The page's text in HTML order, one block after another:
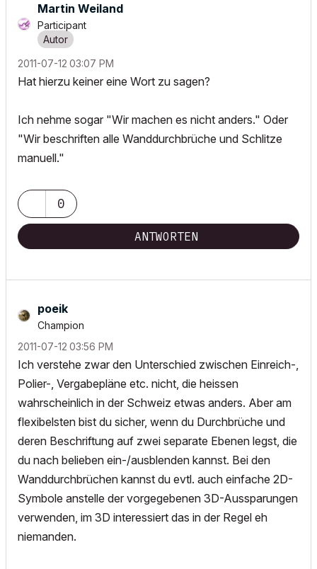
Martin Weiland
Participant
‎2011-07-12 03:07 PM
Hat hierzu keiner eine Wort zu sagen?
Ich nehme sogar "Wir machen es nicht anders." Oder
"Wir beschriften alle Wanddurchbrüche und Schlitze
manuell."
0
ANTWORTEN
poeik
Champion
‎2011-07-12 03:56 PM
Ich verstehe zwar den Unterschied zwischen Einreich-,
Polier-, Vergabepläne etc. nicht, die heissen
wahrscheinlich in der Schweiz etwas anders. Aber am
flexibelsten bist du sicher, wenn du Durchbrüche und
deren Beschriftung auf zwei separate Ebenen legst, die
du nach belieben ein-/ausblenden kannst. Bei den
Wanddurchbrüchen kannst du evtl. auch einfache 2D-
Symbole anstelle der vorgegebenen 3D-Aussparungen
verwenden, im 3D interessiert das in der Regel eh
niemanden.